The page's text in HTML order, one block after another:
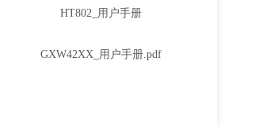
HT802_用户手册
GXW42XX_用户手册.pdf